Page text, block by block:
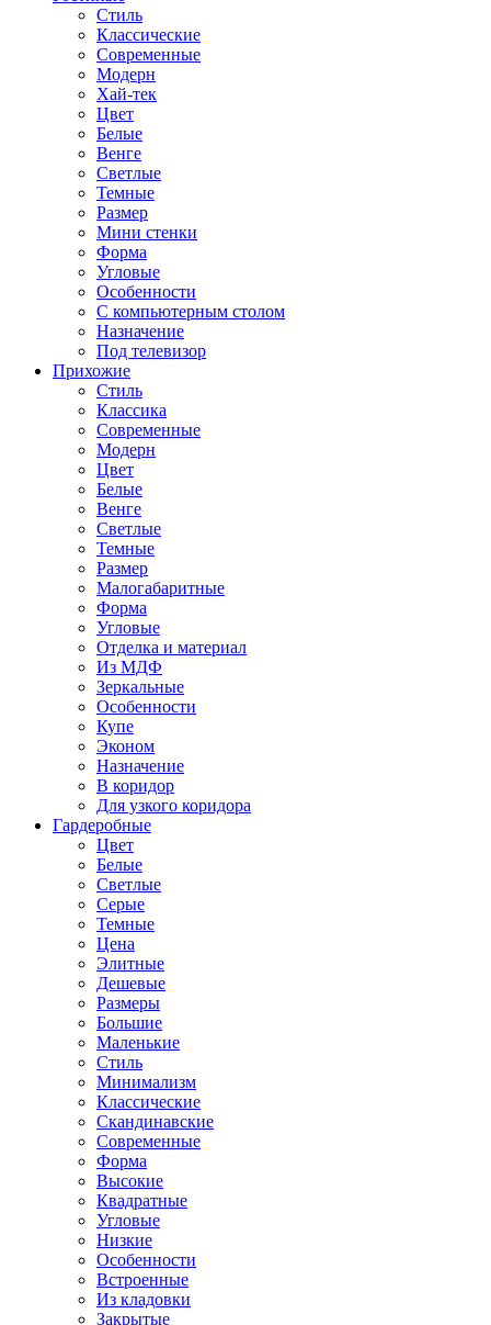
Стиль
Классические
Современные
Модерн
Хай-тек
Цвет
Белые
Венге
Светлые
Темные
Размер
Мини стенки
Форма
Угловые
Особенности
С компьютерным столом
Назначение
Под телевизор
Прихожие
Стиль
Классика
Современные
Модерн
Цвет
Белые
Венге
Светлые
Темные
Размер
Малогабаритные
Форма
Угловые
Отделка и материал
Из МДФ
Зеркальные
Особенности
Купе
Эконом
Назначение
В коридор
Для узкого коридора
Гардеробные
Цвет
Белые
Светлые
Серые
Темные
Цена
Элитные
Дешевые
Размеры
Большие
Маленькие
Стиль
Минимализм
Классические
Скандинавские
Современные
Форма
Высокие
Квадратные
Угловые
Низкие
Особенности
Встроенные
Из кладовки
Закрытые